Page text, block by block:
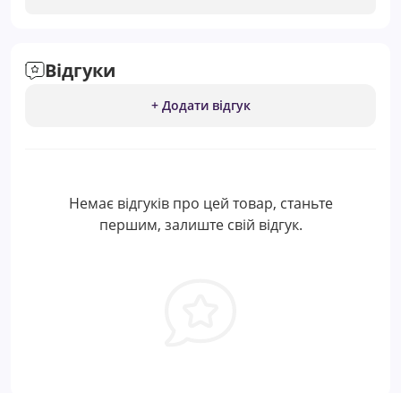
Відгуки
+ Додати відгук
Немає відгуків про цей товар, станьте
першим, залиште свій відгук.